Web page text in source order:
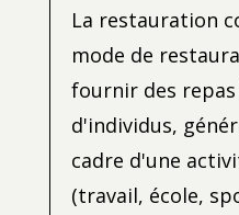
La restauration
mode de
fournir des
d'individus,
cadre d'une
(travail, école,